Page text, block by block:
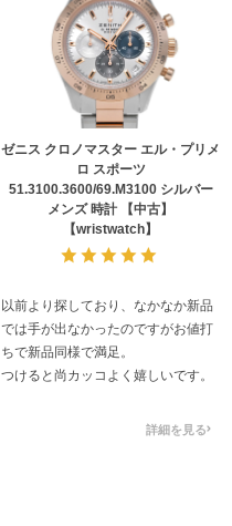
ゼニス クロノマスター エル・プリメ
ロ スポーツ
51.3100.3600/69.M3100 シルバー
メンズ 時計 【中古】
【wristwatch】
詳細を見る
以前より探しており、なかなか新品
では手が出なかったのですがお値打
ちで新品同様で満足。
つけると尚カッコよく嬉しいです。